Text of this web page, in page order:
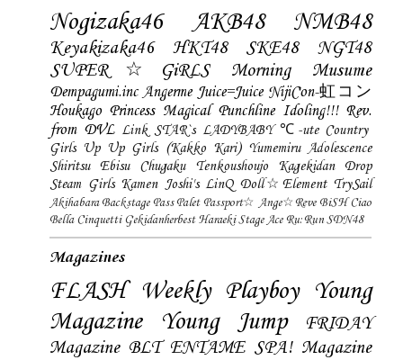
Nogizaka46 AKB48 NMB48
Keyakizaka46 HKT48 SKE48
NGT48
SUPER☆GiRLS
Morning Musume
Dempagumi.inc Angerme Juice=Juice NijiCon-虹コン
Houkago Princess Magical Punchline Idoling!!! Rev.
from DVL Link STAR`s LADYBABY ℃-ute Country
Girls Up Up Girls (Kakko Kari) Yumemiru Adolescence
Shiritsu Ebisu Chugaku
Tenkoushoujo Kagekidan
Drop
Steam Girls Kamen Joshi's LinQ Doll☆Element TrySail
Akihabara Backstage Pass Palet Passport☆ Ange☆Reve BiSH Ciao
Bella Cinquetti Gekidanherbest Haraeki Stage Ace Ru:Run SDN48
Magazines
FLASH Weekly Playboy Young
Magazine
Young Jump
FRIDAY
Magazine BLT ENTAME SPA! Magazine